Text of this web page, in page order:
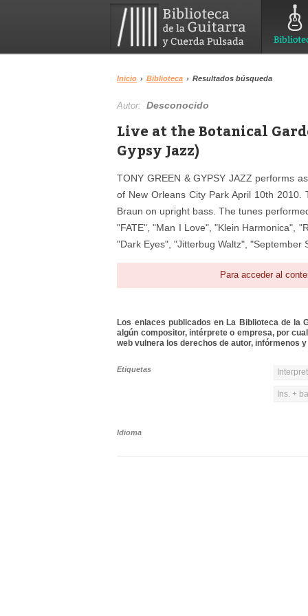
Inicio › Biblioteca › Resultados búsqueda
Autor:Desconocido
Live at the Botanical
Gypsy Jazz)
TONY GREEN & GYPSY JAZZ performs
of New Orleans City Park April 10th
Braun on upright bass. The tunes
"FATE", "Man I Love", "Klein Harmonica",
"Dark Eyes", "Jitterbug Waltz",
Para acceder al
Los enlaces publicados en La Biblioteca de la
algún compositor, intérprete o empresa, por
web vulnera los derechos de autor, infórmenos
Etiquetas
Ins. +
Idioma